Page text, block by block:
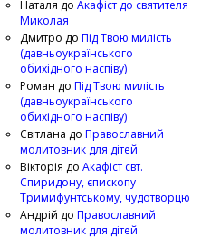
Наталя до Акафіст до святителя
Миколая
Дмитро до Під Твою милість
(давньоукраїнського
обихідного наспіву)
Роман до Під Твою милість
(давньоукраїнського
обихідного наспіву)
Світлана до Православний
молитовник для дітей
Вікторія до Акафіст свт.
Спиридону, єпископу
Тримифунтському, чудотворцю
Андрій до Православний
молитовник для дітей